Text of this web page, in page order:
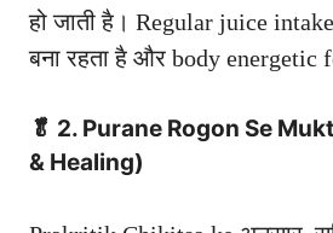
हो जाती है। Regular juice
बना रहता है और body energetic
🥬 2. Purane Rogon Se
& Healing)